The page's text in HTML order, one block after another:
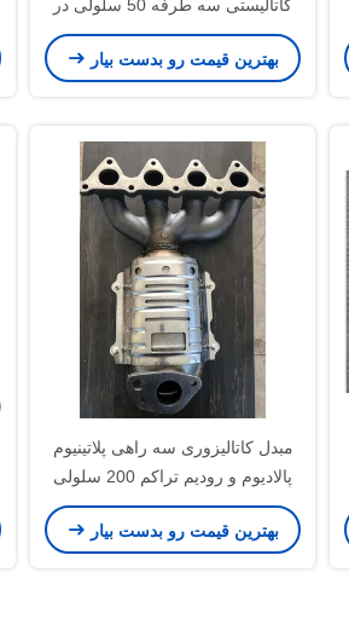
کاتالیستی سه طرفه 50 سلولی در
تولید بنزین
بهترین قیمت رو بدست بیار
مبدل کاتالیزوری سه راهی پلاتینیوم
پالادیوم و رودیم تراکم 200 سلولی
بهترین قیمت رو بدست بیار